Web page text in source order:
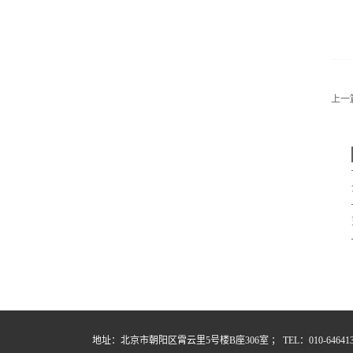
上一
地址：北京市朝阳区霄云里5号楼B座306室 ； TEL：010-